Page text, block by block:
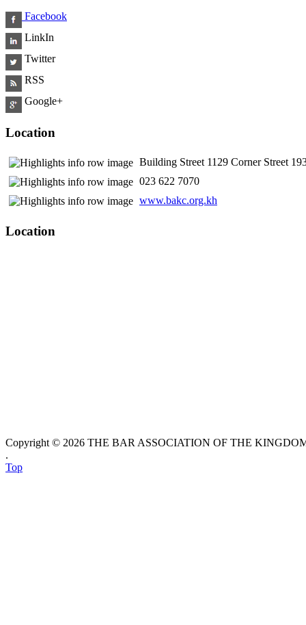
Facebook
LinkIn
Twitter
RSS
Google+
Location
Building Street 1129 Corner Street
​ 023 622 7070
www.bakc.org.kh
Location
Copyright © 2026 THE BAR ASSOCIATION OF THE
.
Top